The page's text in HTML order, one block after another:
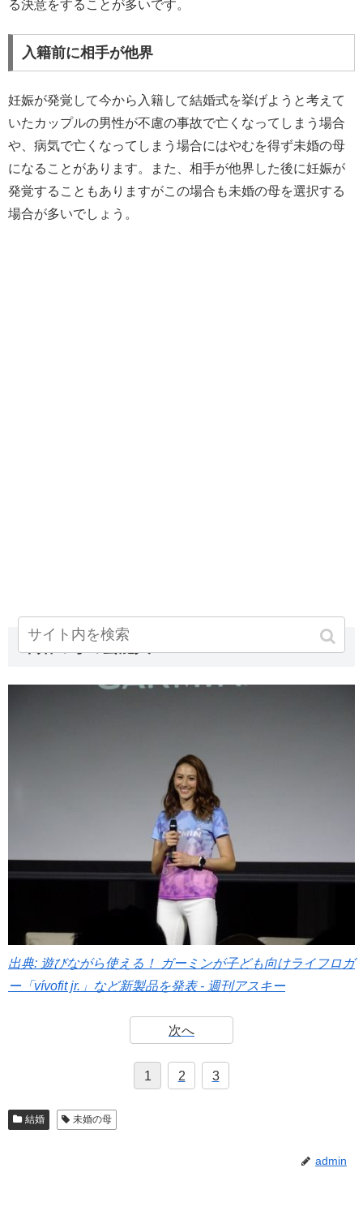
る決意をすることが多いです。
入籍前に相手が他界
妊娠が発覚して今から入籍して結婚式を挙げようと考えて
いたカップルの男性が不慮の事故で亡くなってしまう場合
や、病気で亡くなってしまう場合にはやむを得ず未婚の母
になることがあります。また、相手が他界した後に妊娠が
発覚することもありますがこの場合も未婚の母を選択する
場合が多いでしょう。
未婚の母の芸能人
出典: 遊びながら使える！ ガーミンが子ども向けライフロガ
ー「vívofit jr.」など新製品を発表 - 週刊アスキー
次へ
1 2 3
結婚 未婚の母
admin